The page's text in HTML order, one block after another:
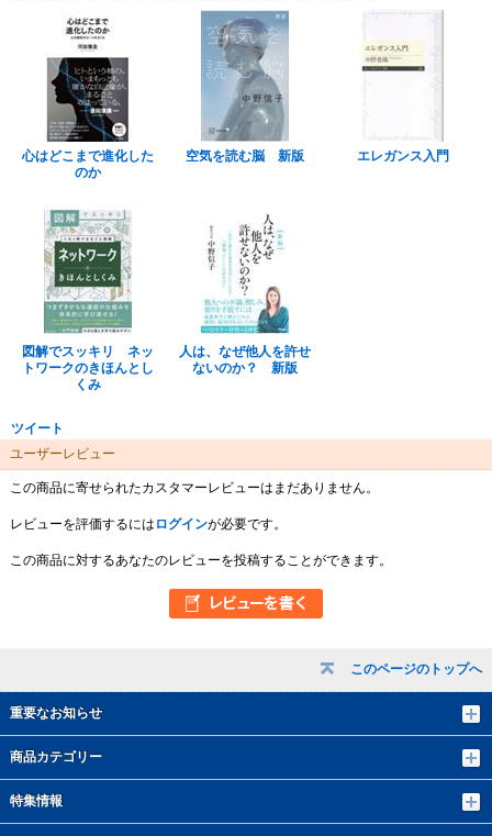
このページのトップへ
重要なお知らせ
商品カテゴリー
特集情報
心はどこまで進化した
のか
空気を読む脳 新版 エレガンス入門
図解でスッキリ ネッ
トワークのきほんとし
くみ
人は、なぜ他人を許せ
ないのか？ 新版
ツイート
ユーザーレビュー
この商品に寄せられたカスタマーレビューはまだありません。
レビューを評価するには ログインが必要です。
この商品に対するあなたのレビューを投稿することができます。